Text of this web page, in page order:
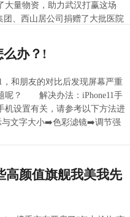
大量物资，助力武汉打赢这场
、西山居公司捐赠了大批医院
么办？!
，和朋友的对比后发现屏幕严重
呢？ 解决办法：iPhone11手
机设置有关，请参考以下方法进
文字大小➡️色彩滤镜➡️调节强
2021-02-22 14:19:28
高颜值旗舰我美我先